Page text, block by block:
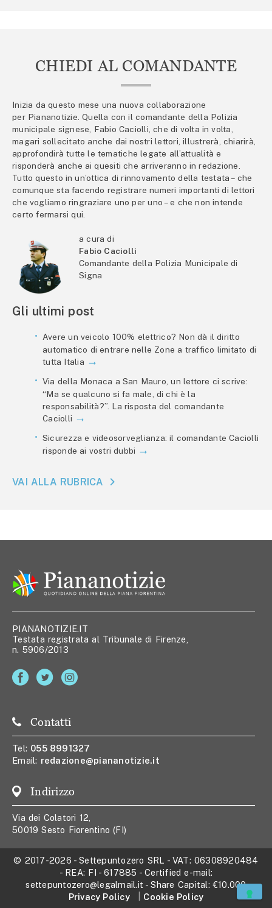
CHIEDI AL COMANDANTE
Inizia da questo mese una nuova collaborazione
per Piananotizie. Quella con il comandante della Polizia
municipale signese, Fabio Caciolli, che di volta in volta,
magari sollecitato anche dai nostri lettori, illustrerà, chiarirà,
approfondirà tutte le tematiche legate all’attualità e
risponderà anche ai quesiti che arriveranno in redazione.
Tutto questo in un’ottica di rinnovamento della testata – che
comunque sta facendo registrare numeri importanti di lettori
che vogliamo ringraziare uno per uno – e che non intende
certo fermarsi qui.
a cura di
Fabio Caciolli
Comandante della Polizia Municipale di
Signa
Gli ultimi post
Avere un veicolo 100% elettrico? Non dà il diritto
automatico di entrare nelle Zone a traffico limitato di
tutta Italia
Via della Monaca a San Mauro, un lettore ci scrive:
“Ma se qualcuno si fa male, di chi è la
responsabilità?”. La risposta del comandante
Caciolli
Sicurezza e videosorveglianza: il comandante Caciolli
risponde ai vostri dubbi
VAI ALLA RUBRICA
PIANANOTIZIE.IT
Testata registrata al Tribunale di Firenze,
n. 5906/2013
Contatti
Tel: 055 8991327
Email: redazione@piananotizie.it
Indirizzo
Via dei Colatori 12,
50019 Sesto Fiorentino (FI)
© 2017-2026 -Settepuntozero SRL - VAT: 06308920484
- REA: FI - 617885 - Certified e-mail:
settepuntozero@legalmail.it - Share Capital:€10.000
Privacy Policy
Cookie Policy